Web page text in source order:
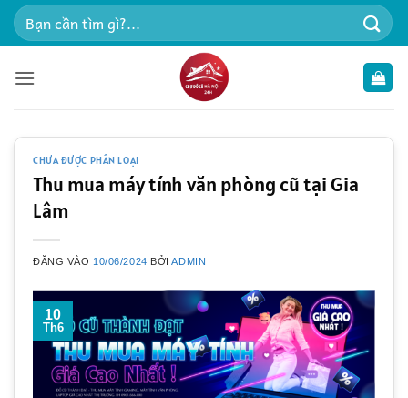
Bỏ
qua
dung
Tìm
kiếm:
CHƯA ĐƯỢC PHÂN LOẠI
Thu mua máy tính văn phòng cũ tại Gia
Lâm
ĐĂNG VÀO 10/06/2024 BỞIADMIN
10
Th6